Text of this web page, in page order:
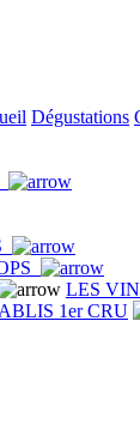
Dégustations
LES
1er CRU